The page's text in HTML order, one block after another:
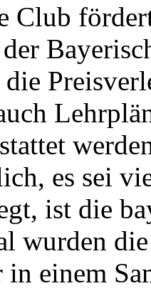
Club
es sei
ist die
wurden
in einem